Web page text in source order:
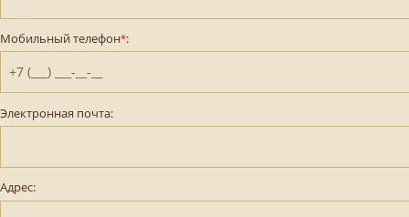
Мобильный телефон*:
+7 (___) ___-__-__
Электронная почта:
Адрес: